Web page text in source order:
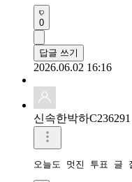
0
답글 쓰기
2026.06.02 16:16
신속한박하C236291
오늘도 멋진 투표 글